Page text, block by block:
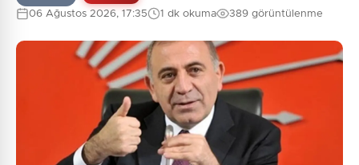
06 Ağustos 2026, 17:35 1 dk okuma 389 görüntülenme